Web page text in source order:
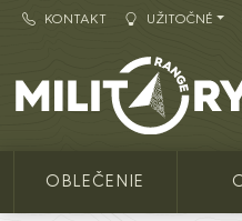
KONTAKT UŽITOČNÉ
Army shop
OBLEČENIE